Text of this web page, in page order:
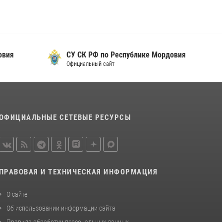
СУ СК РФ по Республике Мордовия
Официальный сайт
СЕТЕВЫЕ РЕСУРСЫ
ПРАВОВАЯ И ТЕХНИЧЕСКАЯ ИНФОРМАЦИЯ
О сайте
Об использовании информации сайта